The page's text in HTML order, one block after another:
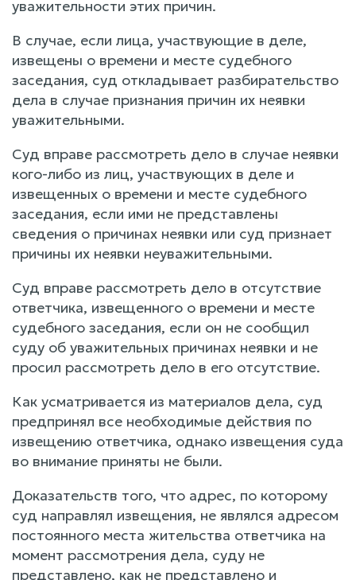
уважительности этих причин.
В случае, если лица, участвующие в деле,
извещены о времени и месте судебного
заседания, суд откладывает разбирательство
дела в случае признания причин их неявки
уважительными.
Суд вправе рассмотреть дело в случае неявки
кого-либо из лиц, участвующих в деле и
извещенных о времени и месте судебного
заседания, если ими не представлены
сведения о причинах неявки или суд признает
причины их неявки неуважительными.
Суд вправе рассмотреть дело в отсутствие
ответчика, извещенного о времени и месте
судебного заседания, если он не сообщил
суду об уважительных причинах неявки и не
просил рассмотреть дело в его отсутствие.
Как усматривается из материалов дела, суд
предпринял все необходимые действия по
извещению ответчика, однако извещения суда
во внимание приняты не были.
Доказательств того, что адрес, по которому
суд направлял извещения, не являлся адресом
постоянного места жительства ответчика на
момент рассмотрения дела, суду не
представлено, как не представлено и